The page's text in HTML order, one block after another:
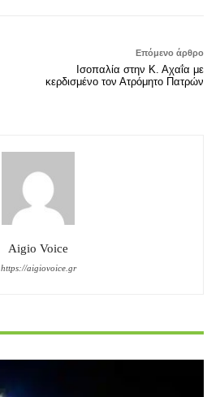
Επόμενο άρθρο
Ισοπαλία στην Κ. Αχαΐα με
κερδισμένο τον Ατρόμητο Πατρών
Aigio Voice
https://aigiovoice.gr